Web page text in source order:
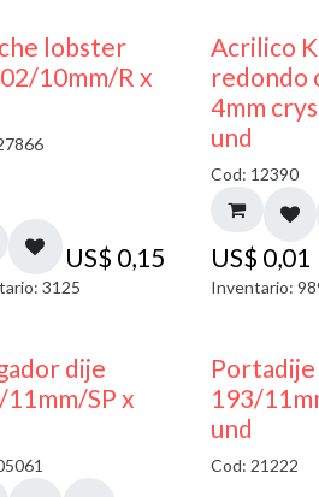
lobster
10mm/R x
US$ 0,15
3125
Acrilico
redondo
4mm
und
Cod: 12390
US$ 0,01
Inventario:
50% DESCUENTO
dije
SP x
Portadije
193/
und
Cod: 21222